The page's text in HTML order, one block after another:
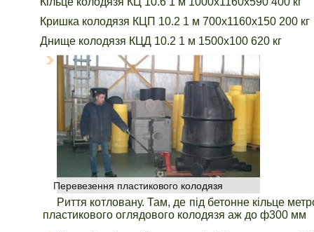
Кришка колодязя КЦП 10.2 1 м 700х1160х150 200 кг
Днище колодязя КЦД 10.2 1 м 1500х100 620 кг
Перевезення пластикового колодязя
Риття котловану. Там, де під бетонне кільце
пластикового оглядового колодязя аж до ф300 мм